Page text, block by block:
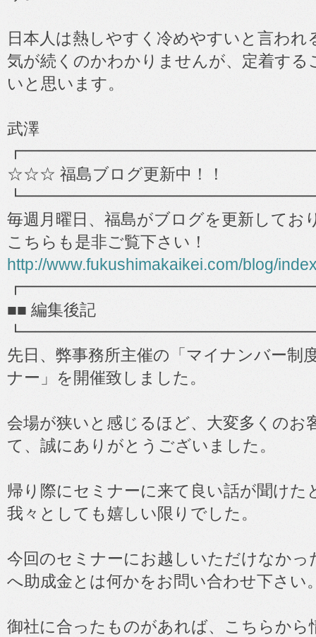
日本人は熱しやすく冷めやすいと言わ
気が続くのかわかりませんが、定着する
いと思います。
武澤
☆☆☆ 福島ブログ更新中！！
毎週月曜日、福島がブログを更新してお
こちらも是非ご覧下さい！
http://www.fukushimakaikei.com/blog/
■■ 編集後記
先日、弊事務所主催の「マイナンバー制
ナー」を開催致しました。
会場が狭いと感じるほど、大変多くのお
て、誠にありがとうございました。
帰り際にセミナーに来て良い話が聞けた
我々としても嬉しい限りでした。
今回のセミナーにお越しいただけなかっ
へ助成金とは何かをお問い合わせ下さい
御社に合ったものがあれば、こちらから